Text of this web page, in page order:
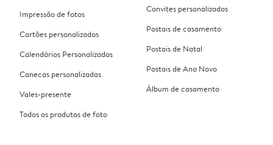
Impressão de fotos
Cartões personalizados
Calendários Personalizados
Canecas personalizadas
Vales-presente
Todos os produtos de foto
Convites personalizados
Postais de casamento
Postais de Natal
Postais de Ano Novo
Álbum de casamento